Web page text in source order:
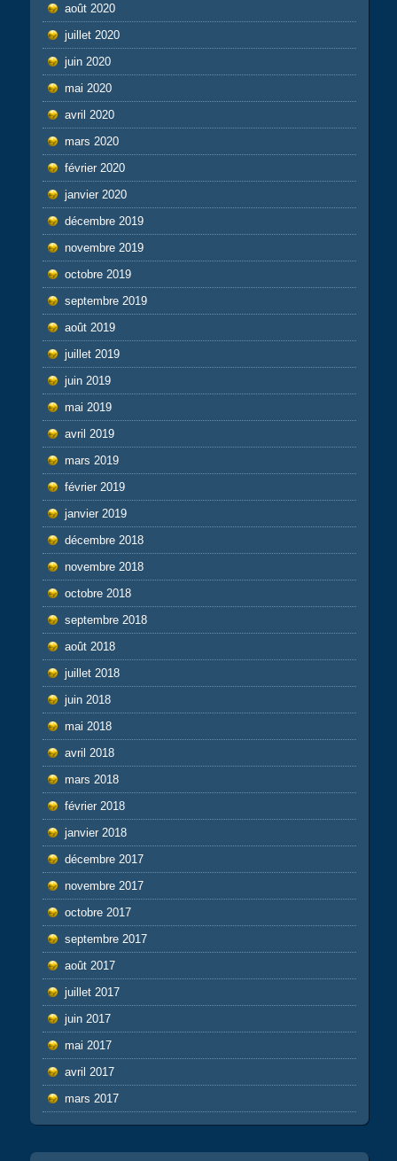
août 2020
juillet 2020
juin 2020
mai 2020
avril 2020
mars 2020
février 2020
janvier 2020
décembre 2019
novembre 2019
octobre 2019
septembre 2019
août 2019
juillet 2019
juin 2019
mai 2019
avril 2019
mars 2019
février 2019
janvier 2019
décembre 2018
novembre 2018
octobre 2018
septembre 2018
août 2018
juillet 2018
juin 2018
mai 2018
avril 2018
mars 2018
février 2018
janvier 2018
décembre 2017
novembre 2017
octobre 2017
septembre 2017
août 2017
juillet 2017
juin 2017
mai 2017
avril 2017
mars 2017